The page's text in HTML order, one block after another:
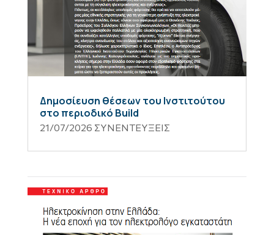
Δημοσίευση θέσεων του Ινστιτούτου
στο περιοδικό Build
21/07/2026 ΣΥΝΕΝΤΕΥΞΕΙΣ